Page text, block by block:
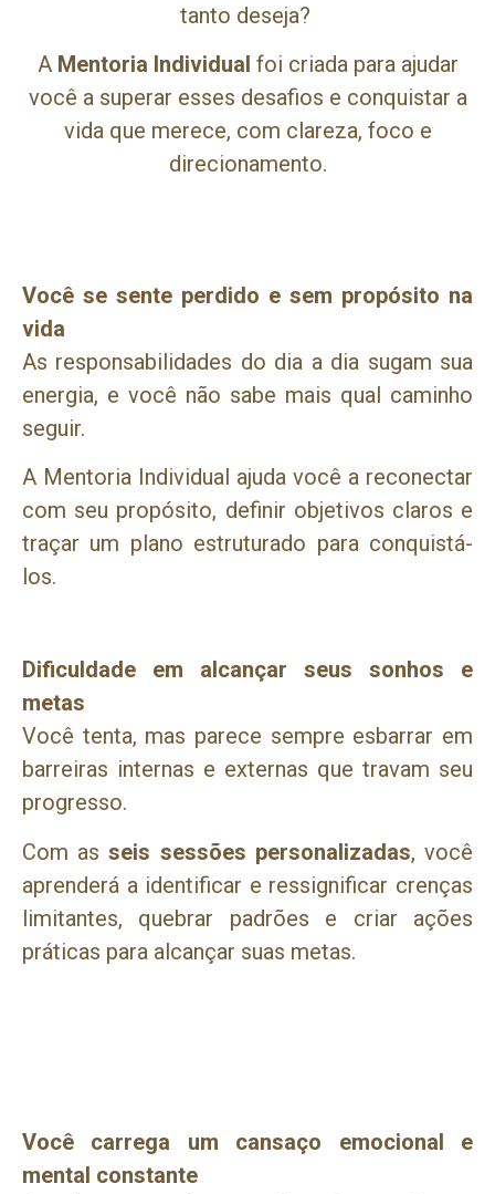
tanto deseja?
A Mentoria Individual foi criada para ajudar
você a superar esses desafios e conquistar a
vida que merece, com clareza, foco e
direcionamento.
Você se sente perdido e sem propósito na
vida
As responsabilidades do dia a dia sugam sua
energia, e você não sabe mais qual caminho
seguir.
A Mentoria Individual ajuda você a reconectar
com seu propósito, definir objetivos claros e
traçar um plano estruturado para conquistá-
los.
Dificuldade em alcançar seus sonhos e
metas
Você tenta, mas parece sempre esbarrar em
barreiras internas e externas que travam seu
progresso.
Com asseis sessões personalizadas, você
aprenderá a identificar e ressignificar crenças
limitantes, quebrar padrões e criar ações
práticas para alcançar suas metas.
Você carrega um cansaço emocional e
mental constante